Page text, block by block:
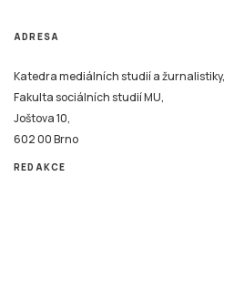
ADRESA
Katedra mediálních studií a žurnalistiky,
Fakulta sociálních studií MU,
Joštova 10,
602 00 Brno
REDAKCE